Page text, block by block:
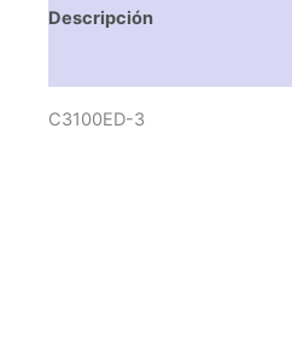
Descripción
C3100ED-3